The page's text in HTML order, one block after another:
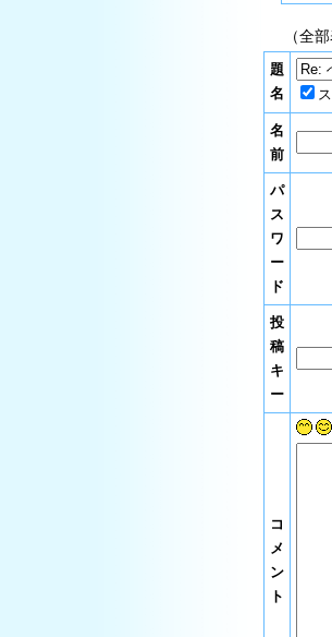
（全
題
名
名
前
パ
ス
ワ
ー
ド
投
稿
キ
ー
コ
メ
ン
ト